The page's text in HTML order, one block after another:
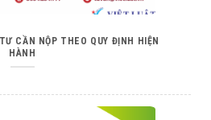
CẦN NỘP THEO QUY ĐỊNH HIỆN
HÀNH